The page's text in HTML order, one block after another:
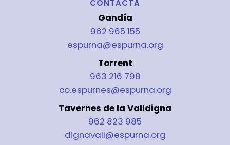
CONTACTA
Gandía
962 965 155
espurna@espurna.org
Torrent
963 216 798
co.espurnes@espurna.org
Tavernes de la Valldigna
962 823 985
dignavall@espurna.org